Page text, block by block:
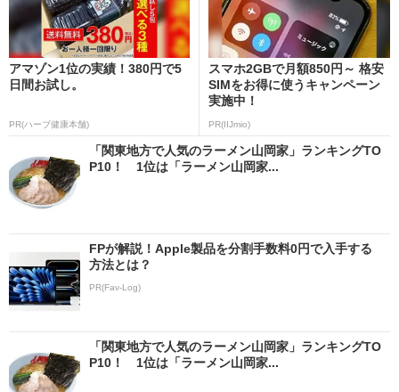
アマゾン1位の実績！380円で5
日間お試し。
PR(ハーブ健康本舗)
スマホ2GBで月額850円～ 格安
SIMをお得に使うキャンペーン
実施中！
PR(IIJmio)
「関東地方で人気のラーメン山岡家」ランキングTO
P10！ 1位は「ラーメン山岡家...
FPが解説！Apple製品を分割手数料0円で入手する
方法とは？
PR(Fav-Log)
「関東地方で人気のラーメン山岡家」ランキングTO
P10！ 1位は「ラーメン山岡家...